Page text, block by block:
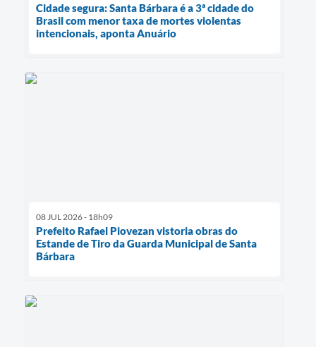
Cidade segura: Santa Bárbara é a 3ª cidade do
Brasil com menor taxa de mortes violentas
intencionais, aponta Anuário
08 JUL 2026 - 18h09
Prefeito Rafael Piovezan vistoria obras do
Estande de Tiro da Guarda Municipal de Santa
Bárbara